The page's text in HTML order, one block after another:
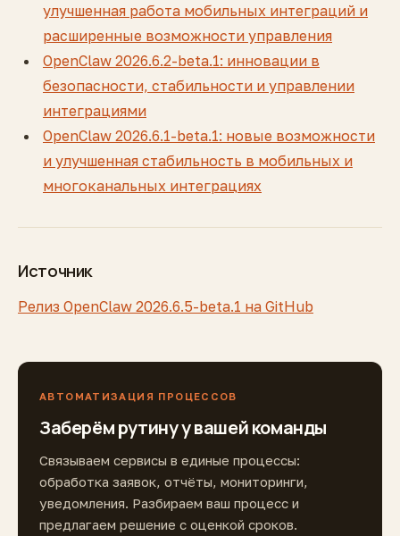
улучшенная работа мобильных интеграций и
расширенные возможности управления
OpenClaw 2026.6.2-beta.1: инновации в
безопасности, стабильности и управлении
интеграциями
OpenClaw 2026.6.1-beta.1: новые возможности
и улучшенная стабильность в мобильных и
многоканальных интеграциях
Источник
Релиз OpenClaw 2026.6.5-beta.1 на GitHub
АВТОМАТИЗАЦИЯ ПРОЦЕССОВ
Заберём рутину у вашей команды
Связываем сервисы в единые процессы:
обработка заявок, отчёты, мониторинги,
уведомления. Разбираем ваш процесс и
предлагаем решение с оценкой сроков.